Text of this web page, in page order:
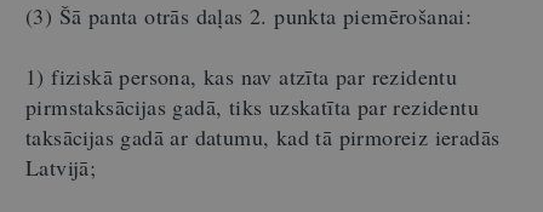
(3) Šā panta otrās daļas 2. punkta piemērošanai:
1) fiziskā persona, kas nav atzīta par rezidentu
pirmstaksācijas gadā, tiks uzskatīta par rezidentu
taksācijas gadā ar datumu, kad tā pirmoreiz ieradās
Latvijā;